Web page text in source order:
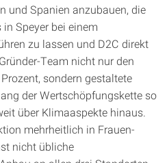
und Spanien anzubauen, die
Speyer bei einem
zu lassen und D2C direkt
Team nicht nur den
sondern gestaltete
der Wertschöpfungskette so
über Klimaaspekte hinaus.
mehrheitlich in Frauen-
nicht übliche